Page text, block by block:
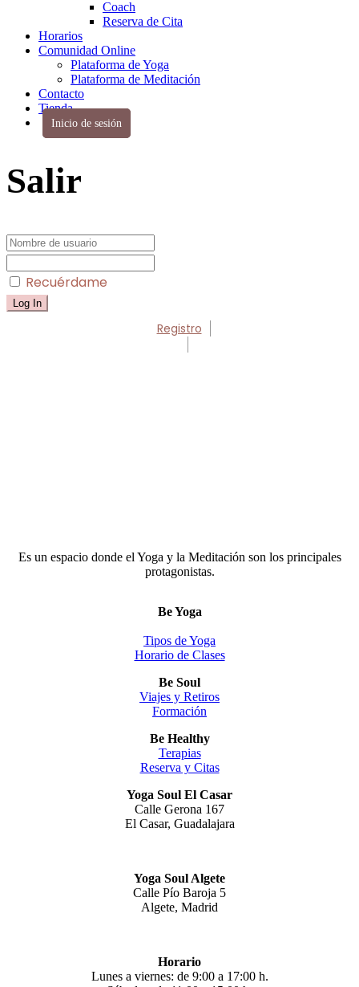
Coach
Reserva de Cita
Horarios
Comunidad Online
Plataforma de Yoga
Plataforma de Meditación
Contacto
Tienda
Inicio de sesión
Salir
Recuérdame
Registro
Es un espacio donde el Yoga y la Meditación son los principales
protagonistas.
Be Yoga
Tipos de Yoga
Horario de Clases
Be Soul
Viajes y Retiros
Formación
Be Healthy
Terapias
Reserva y Citas
Yoga Soul El Casar
Calle Gerona 167
El Casar, Guadalajara
Yoga Soul Algete
Calle Pío Baroja 5
Algete, Madrid
Horario
Lunes a viernes: de 9:00 a 17:00 h.